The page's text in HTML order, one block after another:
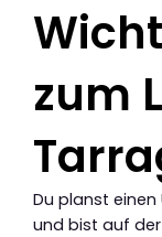
zum
Du planst
und bist auf